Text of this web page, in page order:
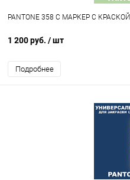
PANTONE 358 C МАРКЕР С КРАСКОЙ
1 200 руб. / шт
Подробнее